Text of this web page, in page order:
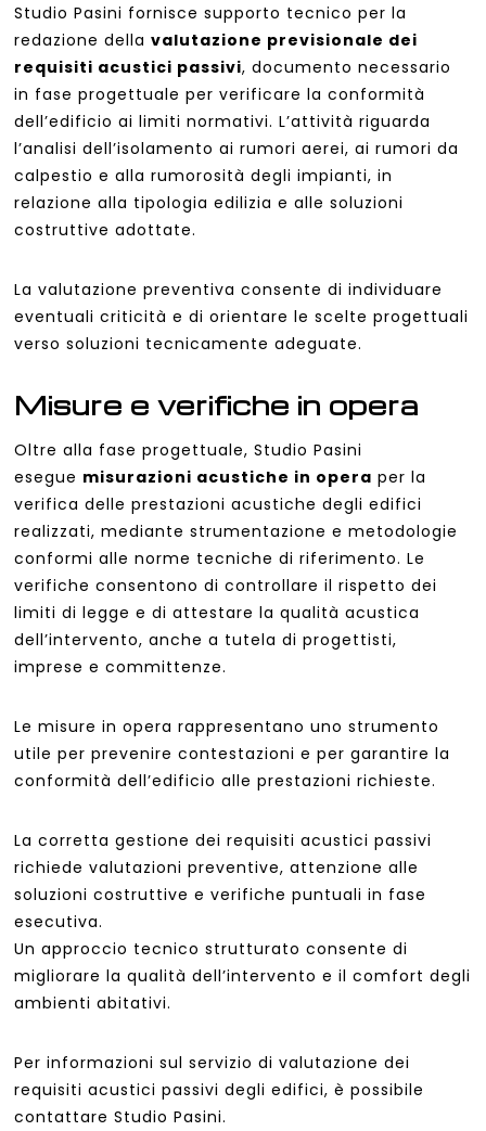
Studio Pasini fornisce supporto tecnico per la
redazione dellavalutazione previsionale dei
requisiti acustici passivi, documento necessario
in fase progettuale per verificare la conformità
dell’edificio ai limiti normativi. L’attività riguarda
l’analisi dell’isolamento ai rumori aerei, ai rumori da
calpestio e alla rumorosità degli impianti, in
relazione alla tipologia edilizia e alle soluzioni
costruttive adottate.
La valutazione preventiva consente di individuare
eventuali criticità e di orientare le scelte progettuali
verso soluzioni tecnicamente adeguate.
Misure e verifiche in opera
Oltre alla fase progettuale, Studio Pasini
esegue misurazioni acustiche in opera per la
verifica delle prestazioni acustiche degli edifici
realizzati, mediante strumentazione e metodologie
conformi alle norme tecniche di riferimento. Le
verifiche consentono di controllare il rispetto dei
limiti di legge e di attestare la qualità acustica
dell’intervento, anche a tutela di progettisti,
imprese e committenze.
Le misure in opera rappresentano uno strumento
utile per prevenire contestazioni e per garantire la
conformità dell’edificio alle prestazioni richieste.
La corretta gestione dei requisiti acustici passivi
richiede valutazioni preventive, attenzione alle
soluzioni costruttive e verifiche puntuali in fase
esecutiva.
Un approccio tecnico strutturato consente di
migliorare la qualità dell’intervento e il comfort degli
ambienti abitativi.
Per informazioni sul servizio di valutazione dei
requisiti acustici passivi degli edifici, è possibile
contattare Studio Pasini.